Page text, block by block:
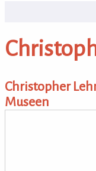
Christopher
Museen